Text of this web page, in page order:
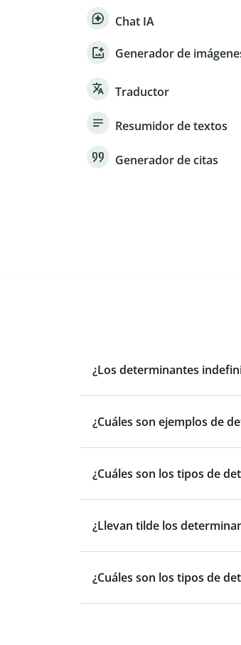
Chat IA
Generador de
Traductor
Resumidor de textos
Generador de citas
¿Los determinantes
¿Cuáles son ejemplos de
¿Cuáles son los tipos de
¿Llevan tilde los
¿Cuáles son los tipos de